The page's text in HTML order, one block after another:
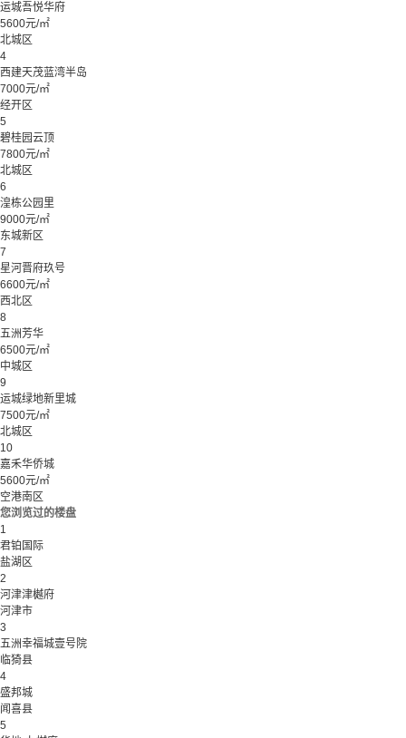
运城吾悦华府
5600元/㎡
北城区
4
西建天茂蓝湾半岛
7000元/㎡
经开区
5
碧桂园云顶
7800元/㎡
北城区
6
湟栋公园里
9000元/㎡
东城新区
7
星河晋府玖号
6600元/㎡
西北区
8
五洲芳华
6500元/㎡
中城区
9
运城绿地新里城
7500元/㎡
北城区
10
嘉禾华侨城
5600元/㎡
空港南区
您浏览过的楼盘
1
君铂国际
盐湖区
2
河津津樾府
河津市
3
五洲幸福城壹号院
临猗县
4
盛邦城
闻喜县
5